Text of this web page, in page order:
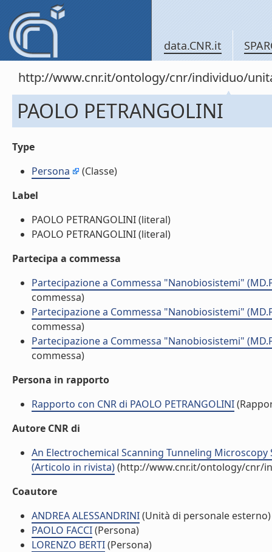
data.CNR.it
http://www.cnr.it/ontology/cnr/individuo/
PAOLO PETRANGOLINI
Type
Persona
(Classe)
Label
PAOLO PETRANGOLINI (literal)
PAOLO PETRANGOLINI (literal)
Partecipa a commessa
Partecipazione a Commessa "Nanobiosistemi"
commessa)
Partecipazione a Commessa "Nanobiosistemi"
commessa)
Partecipazione a Commessa "Nanobiosistemi"
commessa)
Persona in rapporto
Rapporto con CNR di PAOLO PETRANGOLINI
Autore CNR di
An Electrochemical Scanning Tunneling
(Articolo in rivista)(http://www.cnr.it/ontology/cnr/
Coautore
ANDREA ALESSANDRINI(Unità di personale esterno)
PAOLO FACCI(Persona)
LORENZO BERTI(Persona)